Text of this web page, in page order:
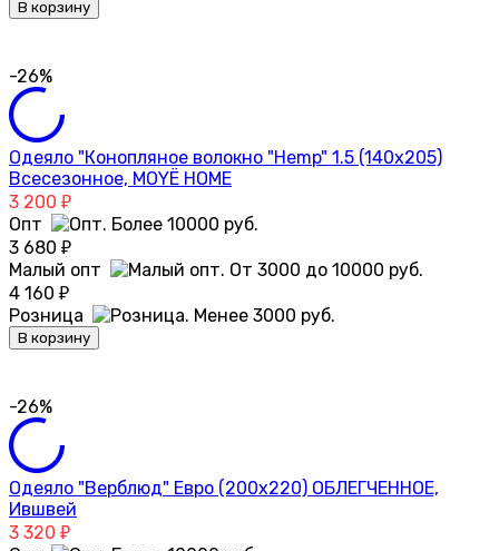
В корзину
-26%
Одеяло "Конопляное волокно "Hemp" 1.5 (140х205)
Всесезонное, MOYЁ HOME
3 200 ₽
Опт
3 680 ₽
Малый опт
4 160 ₽
Розница
В корзину
-26%
Одеяло "Верблюд" Евро (200х220) ОБЛЕГЧЕННОЕ,
Ившвей
3 320 ₽